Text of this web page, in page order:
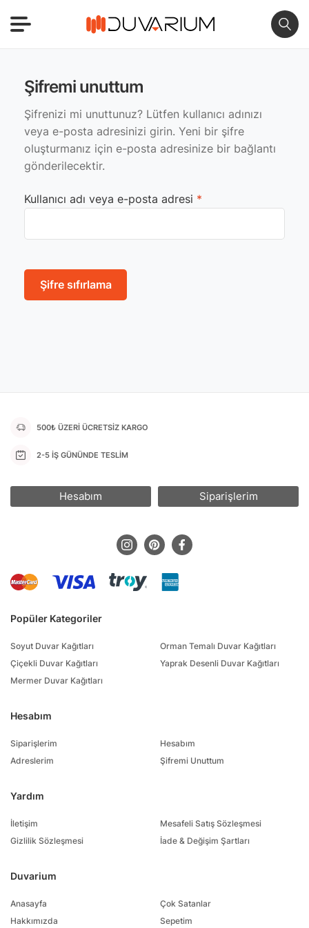
Şifremi unuttum
Şifrenizi mi unuttunuz? Lütfen kullanıcı adınızı
veya e-posta adresinizi girin. Yeni bir şifre
oluşturmanız için e-posta adresinize bir bağlantı
gönderilecektir.
Kullanıcı adı veya e-posta adresi *
Şifre sıfırlama
Duvarium
Anasayfa
Hakkımızda
Çok Satanlar
Sepetim
Popüler Kategoriler
Soyut Duvar Kağıtları
Çiçekli Duvar Kağıtları
Mermer Duvar Kağıtları
Orman Temalı Duvar Kağıtları
Yaprak Desenli Duvar Kağıtları
Hesabım
Siparişlerim
Adreslerim
Hesabım
Şifremi Unuttum
Yardım
İletişim
Gizlilik Sözleşmesi
Mesafeli Satış Sözleşmesi
İade & Değişim Şartları
500₺ ÜZERİ ÜCRETSİZ KARGO
2-5 İŞ GÜNÜNDE TESLİM
Hesabım Siparişlerim